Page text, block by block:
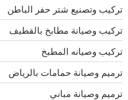
تركيب وتصنيع شتر حفر الباطن
تركيب وصيانة مطابخ بالقطيف
تركيب وصيانه المطبخ
ترميم وصيانة حمامات بالرياض
ترميم وصيانة مباني